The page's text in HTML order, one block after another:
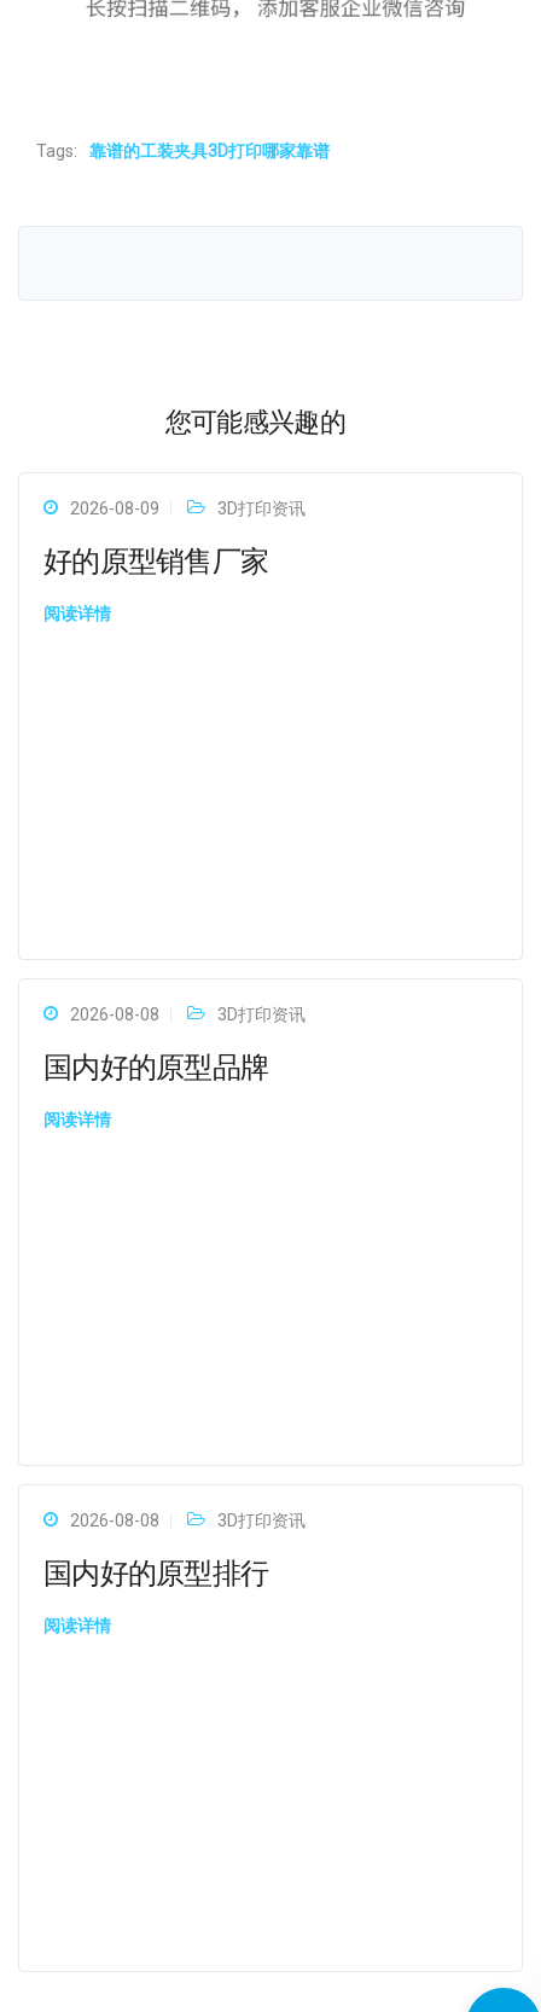
Tags: 靠谱的工装夹具3D打印哪家靠谱
您可能感兴趣的
2026-08-09 3D打印资讯
好的原型销售厂家
阅读详情
2026-08-08 3D打印资讯
国内好的原型品牌
阅读详情
2026-08-08 3D打印资讯
国内好的原型排行
阅读详情